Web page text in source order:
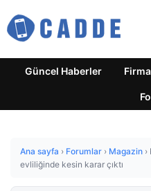
Güncel Haberler
Ana sayfa › Forumlar › Magazin ›
evliliğinde kesin karar çıktı